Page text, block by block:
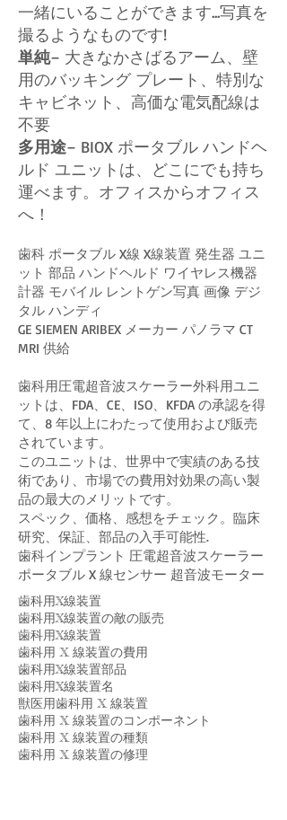
一緒にいることができます...写真を
撮るようなものです!
単純– 大きなかさばるアーム、壁
用のバッキング プレート、特別な
キャビネット、高価な電気配線は
不要
多用途– BIOX ポータブル ハンドヘ
ルド ユニットは、どこにでも持ち
運べます。オフィスからオフィス
へ！
歯科 ポータブル X線 X線装置 発生器 ユニ
ット 部品 ハンドヘルド ワイヤレス機器
計器 モバイル レントゲン写真 画像 デジ
タル ハンディ
GE SIEMEN ARIBEX メーカー パノラマ CT
MRI 供給
歯科用圧電超音波スケーラー外科用ユニ
ットは、FDA、CE、ISO、KFDA の承認を得
て、8 年以上にわたって使用および販売
されています。
このユニットは、世界中で実績のある技
術であり、市場での費用対効果の高い製
品の最大のメリットです。
スペック、価格、感想をチェック。臨床
研究、保証、部品の入手可能性.
歯科インプラント 圧電超音波スケーラー
ポータブル X 線センサー 超音波モーター
歯科用X線装置
歯科用X線装置の敵の販売
歯科用X線装置
歯科用 X 線装置の費用
歯科用X線装置部品
歯科用X線装置名
獣医用歯科用 X 線装置
歯科用 X 線装置のコンポーネント
歯科用 X 線装置の種類
歯科用 X 線装置の修理